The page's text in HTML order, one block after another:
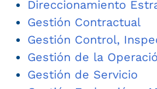
Direccionamiento
Gestión Contractual
Gestión Control,
Gestión de la
Gestión de Servicio